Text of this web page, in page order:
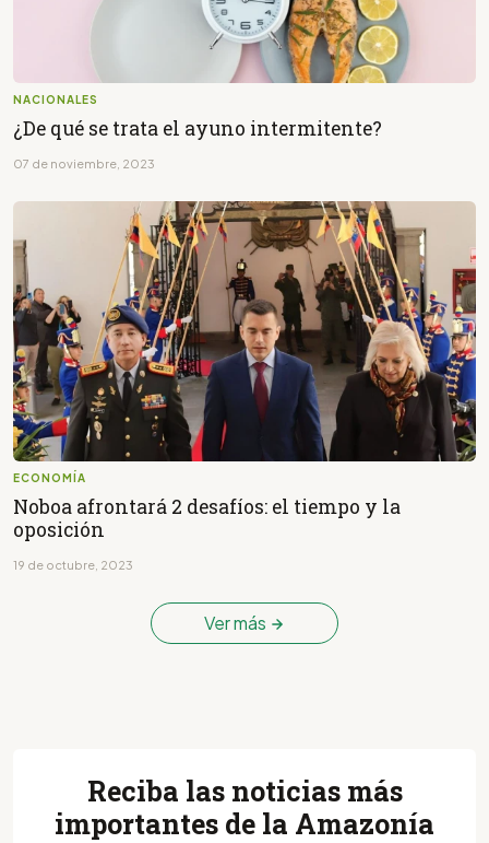
NACIONALES
¿De qué se trata el ayuno intermitente?
07 de noviembre, 2023
ECONOMÍA
Noboa afrontará 2 desafíos: el tiempo y la
oposición
19 de octubre, 2023
Ver más
Reciba las noticias más
importantes de la Amazonía